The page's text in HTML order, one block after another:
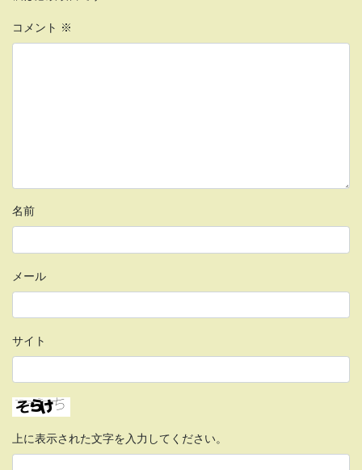
コメント ※
名前
メール
サイト
上に表示された文字を入力してください。